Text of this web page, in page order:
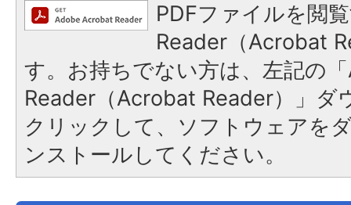
PDFファイルを閲
Reader（Acrobat
す。お持ちでない方は、左記の
Reader（Acrobat Reader）」ダ
クリックして、ソフトウェアを
ンストールしてください。